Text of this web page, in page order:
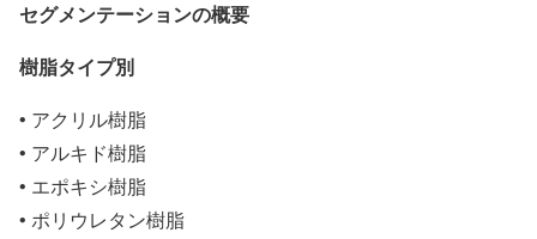
セグメンテーションの概要
樹脂タイプ別
• アクリル樹脂
• アルキド樹脂
• エポキシ樹脂
• ポリウレタン樹脂